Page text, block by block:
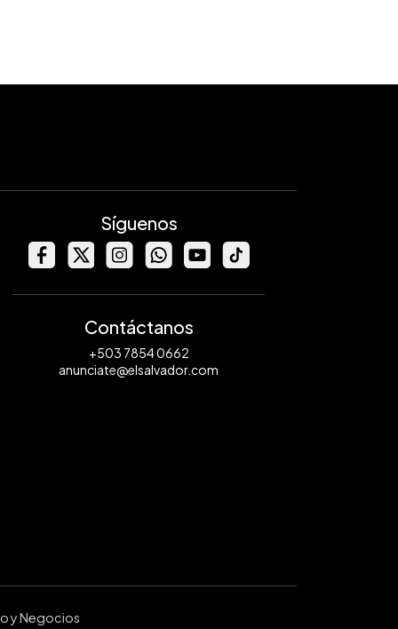
Síguenos
Contáctanos
+503 7854 0662
anunciate@elsalvador.com
y Negocios